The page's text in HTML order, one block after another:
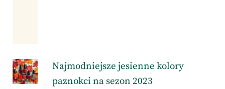
Najmodniejsze jesienne kolory
paznokci na sezon 2023